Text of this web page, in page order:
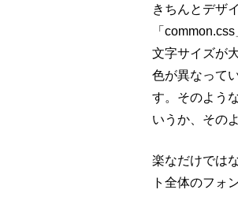
きちんとデザ
「
文字サイズが
色が異なって
す。そのよう
いうか、その
楽なだけでは
ト全体のフォ